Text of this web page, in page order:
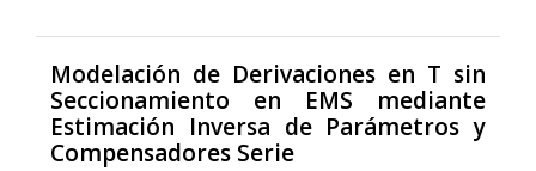
Modelación de Derivaciones en T sin
Seccionamiento en EMS mediante
Estimación Inversa de Parámetros y
Compensadores Serie